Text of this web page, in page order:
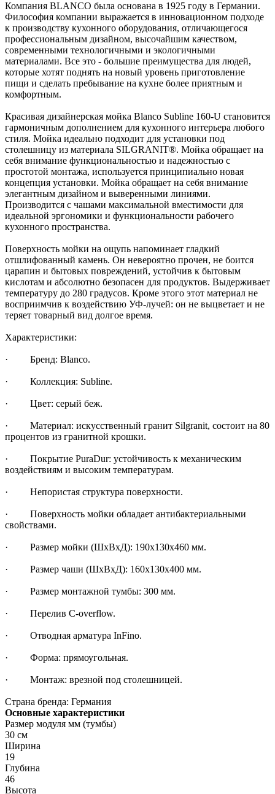
Компания BLANCO была основана в 1925 году в Германии.
Философия компании выражается в инновационном подходе
к производству кухонного оборудования, отличающегося
профессиональным дизайном, высочайшим качеством,
современными технологичными и экологичными
материалами. Все это - большие преимущества для людей,
которые хотят поднять на новый уровень приготовление
пищи и сделать пребывание на кухне более приятным и
комфортным.
Красивая дизайнерская мойка Blanco Subline 160-U становится
гармоничным дополнением для кухонного интерьера любого
стиля. Мойка идеально подходит для установки под
столешницу из материала SILGRANIT®. Мойка обращает на
себя внимание функциональностью и надежностью с
простотой монтажа, используется принципиально новая
концепция установки. Мойка обращает на себя внимание
элегантным дизайном и выверенными линиями.
Производится с чашами максимальной вместимости для
идеальной эргономики и функциональности рабочего
кухонного пространства.
Поверхность мойки на ощупь напоминает гладкий
отшлифованный камень. Он невероятно прочен, не боится
царапин и бытовых повреждений, устойчив к бытовым
кислотам и абсолютно безопасен для продуктов. Выдерживает
температуру до 280 градусов. Кроме этого этот материал не
восприимчив к воздействию УФ-лучей: он не выцветает и не
теряет товарный вид долгое время.
Характеристики:
· Бренд: Blanco.
· Коллекция: Subline.
· Цвет: серый беж.
· Материал: искусственный гранит Silgranit, состоит на 80
процентов из гранитной крошки.
· Покрытие PuraDur: устойчивость к механическим
воздействиям и высоким температурам.
· Непористая структура поверхности.
· Поверхность мойки обладает антибактериальными
свойствами.
· Размер мойки (ШхВхД): 190х130х460 мм.
· Размер чаши (ШхВхД): 160х130х400 мм.
· Размер монтажной тумбы: 300 мм.
· Перелив C-overflow.
· Отводная арматура InFino.
· Форма: прямоугольная.
· Монтаж: врезной под столешницей.
Страна бренда: Германия
Основные характеристики
Размер модуля мм (тумбы)
30 см
Ширина
19
Глубина
46
Высота